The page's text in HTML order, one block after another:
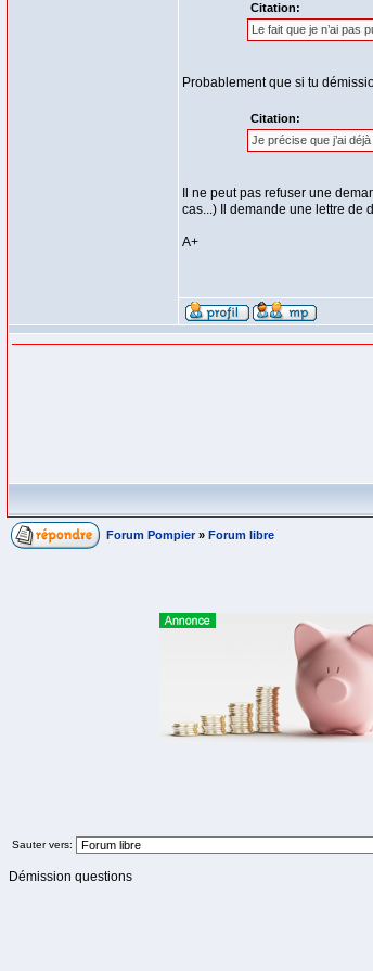
Citation:
Le fait que je n’ai pas
Probablement que si tu
Citation:
Je précise que j’ai
Il ne peut pas refuser une
cas...) Il demande une lettre de
A+
Forum Pompier » Forum libre
Sauter vers:
Démission questions